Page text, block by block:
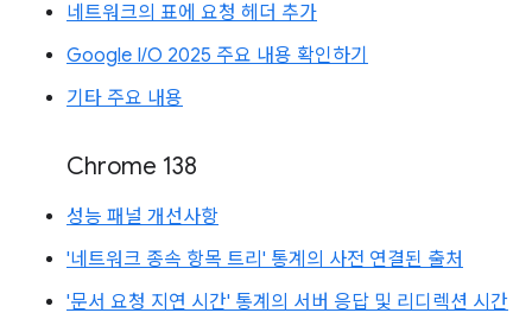
네트워크의 표에 요청 헤더 추가
Google I/O 2025 주요 내용 확인하기
기타 주요 내용
Chrome 138
성능 패널 개선사항
'네트워크 종속 항목 트리' 통계의 사전 연결된 출처
'문서 요청 지연 시간' 통계의 서버 응답 및 리디렉션 시간